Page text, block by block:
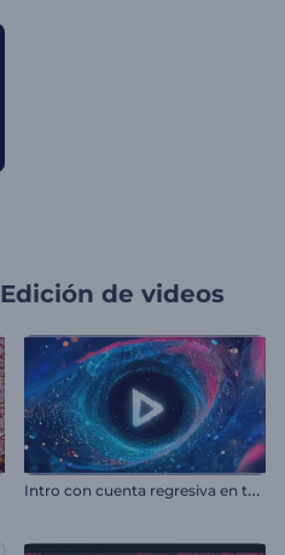
Edición de videos
I
ntro con cuenta regresiva en túnel espacial